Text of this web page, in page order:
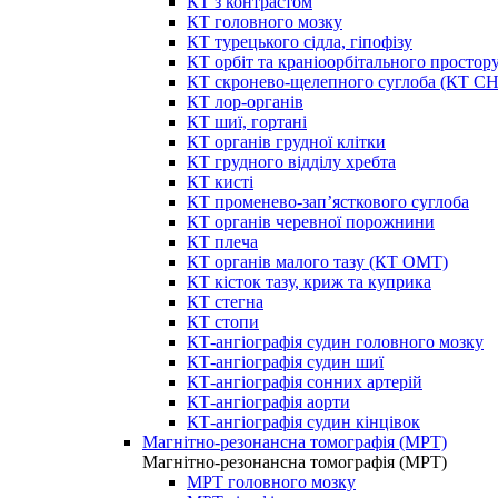
КТ головного мозку
КТ турецького сідла, гіпофізу
КТ орбіт та краніоорбітального
КТ скронево-щелепного суглоба (КТ
КТ лор-органів
КТ шиї, гортані
КТ органів грудної клітки
КТ грудного відділу хребта
КТ кисті
КТ променево-зап’ясткового суглоба
КТ органів черевної порожнини
КТ плеча
КТ органів малого тазу (КТ ОМТ)
КТ кісток тазу, криж та куприка
КТ стегна
КТ стопи
КТ-ангіографія судин головного мозку
КТ-ангіографія судин шиї
КТ-ангіографія сонних артерій
КТ-ангіографія аорти
КТ-ангіографія судин кінцівок
Магнітно-резонансна томографія (МРТ)
Магнітно-резонансна томографія (МРТ)
МРТ головного мозку